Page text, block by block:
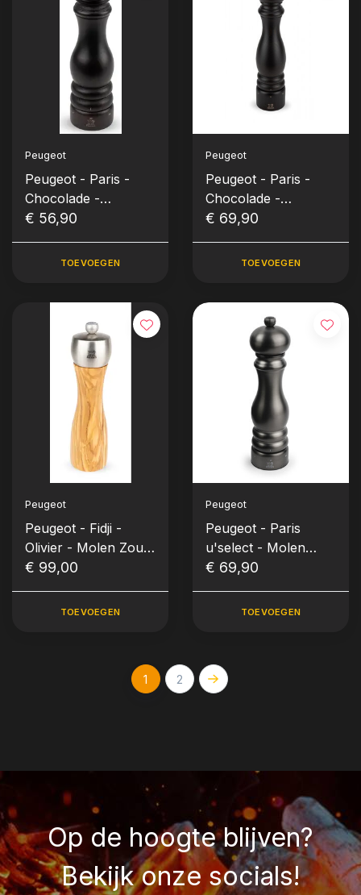
Peugeot
Peugeot - Paris -
Chocolade -
Zoutmolen (22 cm)
€ 56,90
TOEVOEGEN
Peugeot
Peugeot - Paris -
Chocolade -
Pepermolen (30 cm)
€ 69,90
TOEVOEGEN
Peugeot
Peugeot - Fidji -
Olivier - Molen Zout
Olijfhout / INOX 20
€ 99,00
TOEVOEGEN
Peugeot
Peugeot - Paris
u'select - Molen
Peper (Grafiet /
€ 69,90
TOEVOEGEN
1 2
Op de hoogte blijven?
Bekijk onze socials!